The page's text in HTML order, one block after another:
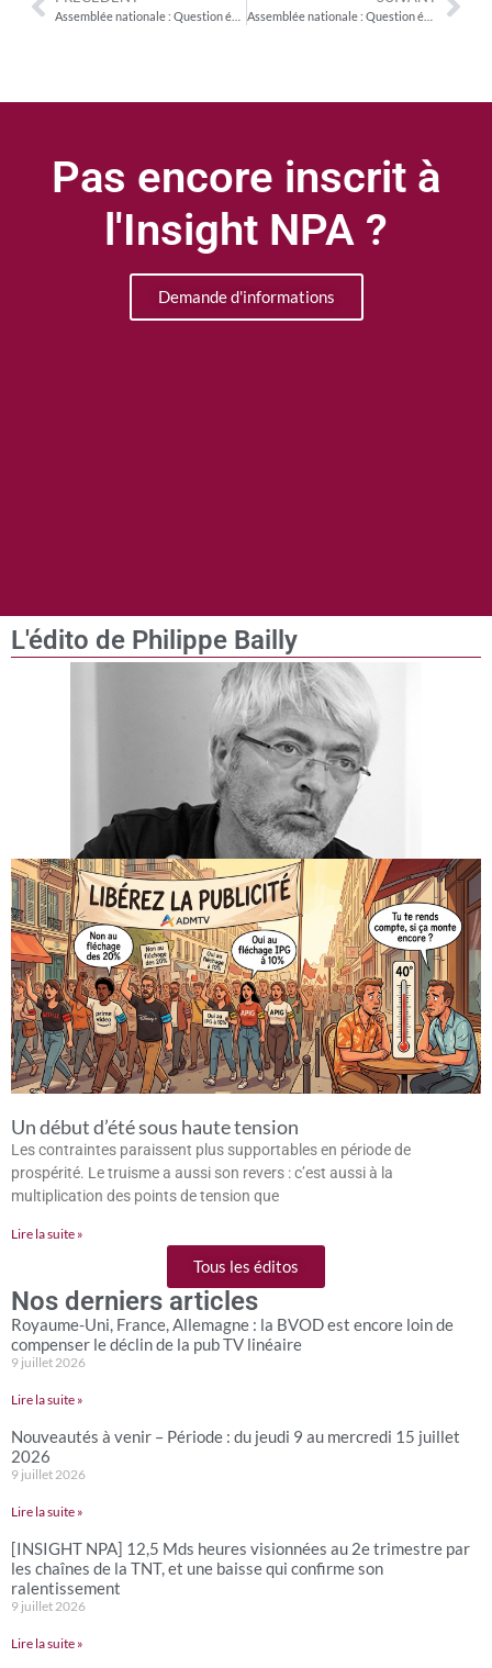
Assemblée nationale : Question écrite de Marie-Ange Magne (LREM) sur le taux de la TVA appliquée aux disques
Pas encore inscrit à
l'Insight NPA ?
Demande d'informations
L'édito de Philippe Bailly
Un début d’été sous haute tension
Les contraintes paraissent plus supportables en période de
prospérité. Le truisme a aussi son revers : c’est aussi à la
multiplication des points de tension que
Lire la suite »
Tous les éditos
Nos derniers articles
Royaume-Uni, France, Allemagne : la BVOD est encore loin de
compenser le déclin de la pub TV linéaire
9 juillet 2026
Lire la suite »
Nouveautés à venir – Période : du jeudi 9 au mercredi 15 juillet
2026
9 juillet 2026
Lire la suite »
[INSIGHT NPA] 12,5 Mds heures visionnées au 2e trimestre par
les chaînes de la TNT, et une baisse qui confirme son
ralentissement
9 juillet 2026
Lire la suite »